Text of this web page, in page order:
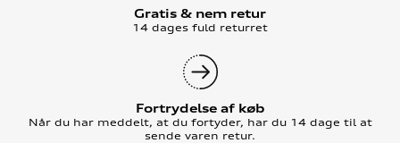
Gratis & nem retur
14 dages fuld returret
Fortrydelse af køb
Når du har meddelt, at du fortyder, har du 14 dage til at
sende varen retur.